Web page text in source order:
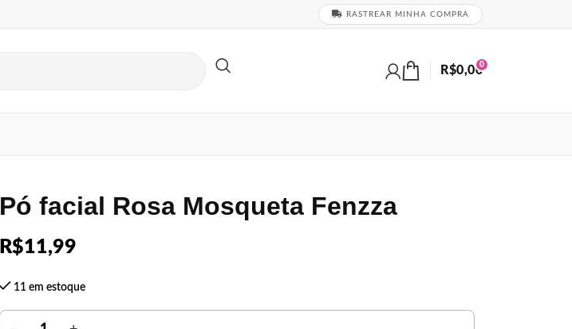
RASTREAR MINHA COMPRA
0
R$0,00
Pó facial Rosa Mosqueta Fenzza
R$11,99
11 em estoque